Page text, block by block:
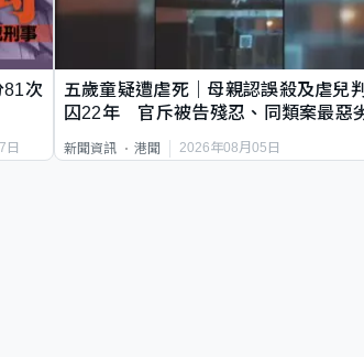
次
日
五歲童疑遭虐死｜母親認誤殺及虐兒
囚22年 官斥被告殘忍、同類案最惡
新聞資訊 港聞 2026年08月05日